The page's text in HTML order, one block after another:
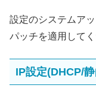
設定のシステムア
パッチを適用してく
IP設定(DHCP/